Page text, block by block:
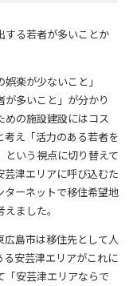
する若者が多いことか
楽が少ないこと」
が多いこと」が分かり
めの施設建設にはコス
考え「活力のある若者を
いう視点に切り替えて
津エリアに呼び込むた
ターネットで移住希望地
ました。
島市は移住先として人
安芸津エリアがこれに
「安芸津エリアならで